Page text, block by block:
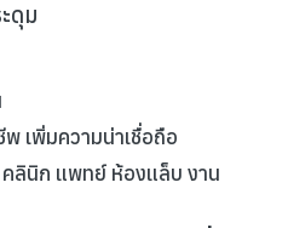
ดุม
เพิ่มความน่าเชื่อถือ
คลินิก แพทย์ ห้องแล็บ งาน